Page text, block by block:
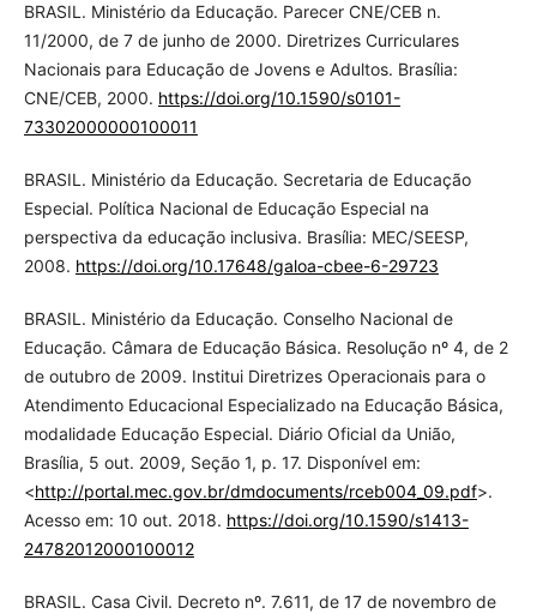
BRASIL. Ministério da Educação. Parecer CNE/CEB n.
11/2000, de 7 de junho de 2000. Diretrizes Curriculares
Nacionais para Educação de Jovens e Adultos. Brasília:
CNE/CEB, 2000. https://doi.org/10.1590/s0101-
73302000000100011
BRASIL. Ministério da Educação. Secretaria de Educação
Especial. Política Nacional de Educação Especial na
perspectiva da educação inclusiva. Brasília: MEC/SEESP,
2008. https://doi.org/10.17648/galoa-cbee-6-29723
BRASIL. Ministério da Educação. Conselho Nacional de
Educação. Câmara de Educação Básica. Resolução nº 4, de 2
de outubro de 2009. Institui Diretrizes Operacionais para o
Atendimento Educacional Especializado na Educação Básica,
modalidade Educação Especial. Diário Oficial da União,
Brasília, 5 out. 2009, Seção 1, p. 17. Disponível em:
<http://portal.mec.gov.br/dmdocuments/rceb004_09.pdf>.
Acesso em: 10 out. 2018. https://doi.org/10.1590/s1413-
24782012000100012
BRASIL. Casa Civil. Decreto nº. 7.611, de 17 de novembro de